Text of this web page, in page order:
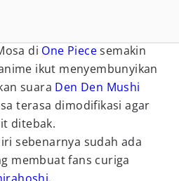
di One Piecesemakin
ikut menyembunyikan
suara Den Den Mushi
terasa dimodifikasi agar
ditebak.
sebenarnya sudah ada
membuat fans curiga